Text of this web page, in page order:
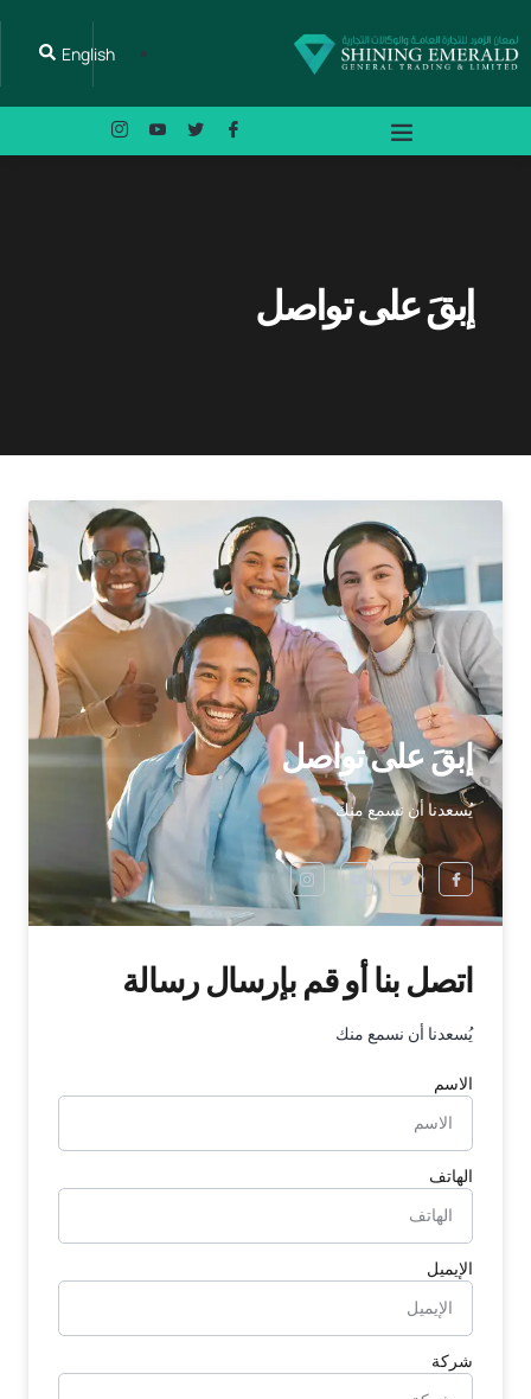
English
إبقَ على تواصل
إبقَ على تواصل
يُسعدنا أن نسمع منك
اتصل بنا أو قم بإرسال رسالة
يُسعدنا أن نسمع منك
الاسم
الهاتف
الإيميل
شركة